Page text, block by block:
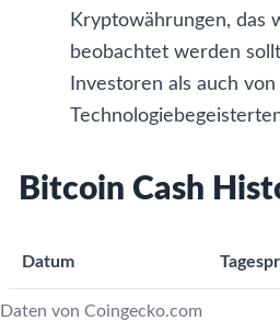
Kryptowährungen, das
beobachtet werden
Investoren als auch von
Bitcoin Cash
Datum
Daten von Coingecko.com